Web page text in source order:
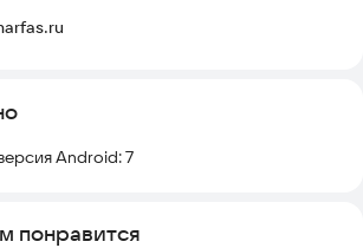
согласия адресатов. Любое
— спам, мошенничество,
для тех, кто ценит приватность и хочет
Android:7
понравится